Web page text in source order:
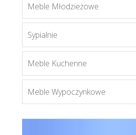
Mobi MO12
Meble Młodzieżowe
Sypialnie
Meble Kuchenne
Meble Wypoczynkowe